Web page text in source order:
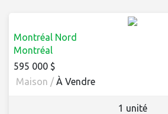
Montréal Nord
Montréal
595 000 $
Maison / À Vendre
1 unité